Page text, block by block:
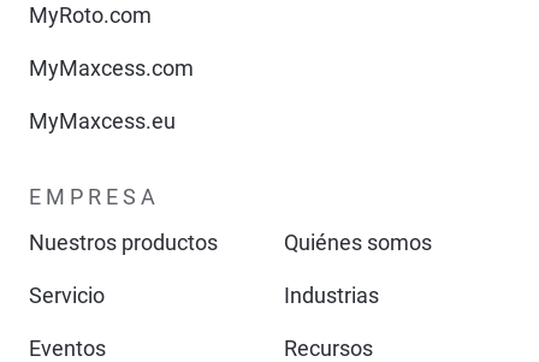
MyRoto.com
MyMaxcess.com
MyMaxcess.eu
EMPRESA
Nuestros productos
Quiénes somos
Servicio Industrias
Eventos Recursos